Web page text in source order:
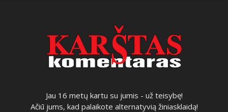
Jau 16 metų kartu su jumis - už teisybę!
Ačiū jums, kad palaikote alternatyvią žiniasklaidą!